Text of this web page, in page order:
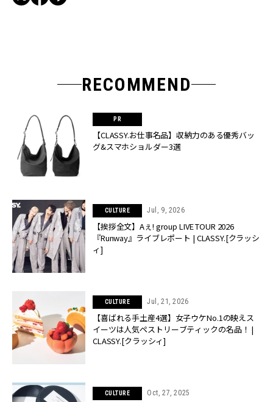
RECOMMEND
【CLASSY.お仕事名品】収納力のある優秀バッ
グ&スマホショルダー3選
CULTURE Jul, 9, 2026
【挨拶全文】Aぇ! group LIVE TOUR 2026
『Runway』ライブレポート | CLASSY.[クラッシ
ィ]
CULTURE Jul, 21, 2026
【喜ばれる手土産4選】女子ウケNo.1の映えス
イーツは人気ペストリーブティックの名品！ |
CLASSY.[クラッシィ]
CULTURE Oct, 27, 2025